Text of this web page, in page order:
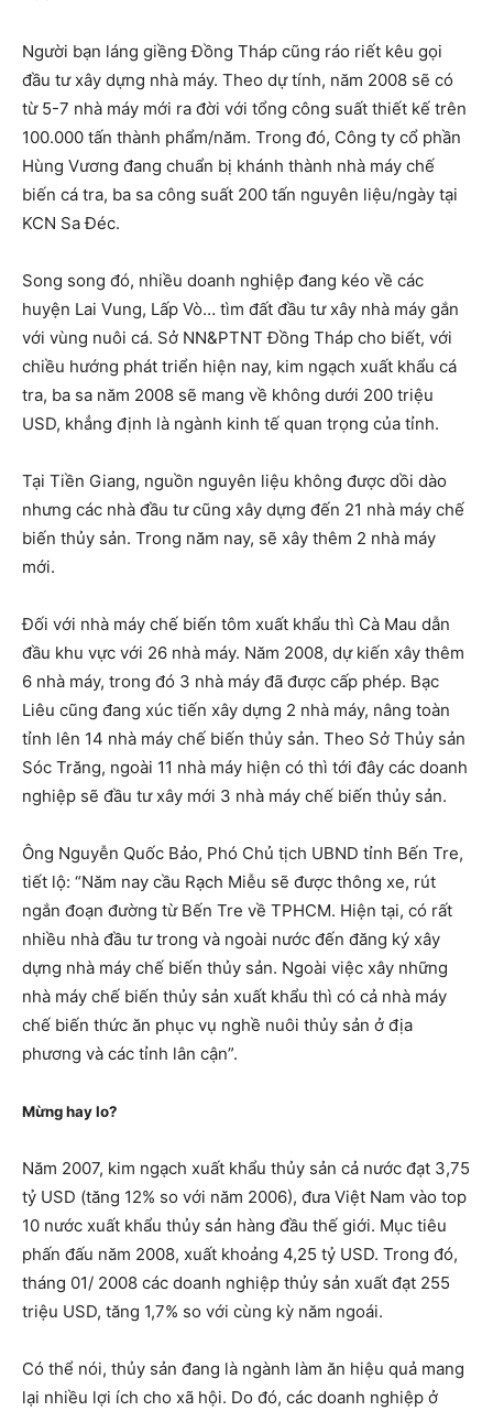
Người bạn láng giềng Đồng Tháp cũng ráo riết kêu gọi
đầu tư xây dựng nhà máy. Theo dự tính, năm 2008 sẽ có
từ 5-7 nhà máy mới ra đời với tổng công suất thiết kế trên
100.000 tấn thành phẩm/năm. Trong đó, Công ty cổ phần
Hùng Vương đang chuẩn bị khánh thành nhà máy chế
biến cá tra, ba sa công suất 200 tấn nguyên liệu/ngày tại
KCN Sa Đéc.
Song song đó, nhiều doanh nghiệp đang kéo về các
huyện Lai Vung, Lấp Vò… tìm đất đầu tư xây nhà máy gắn
với vùng nuôi cá. Sở NN&PTNT Đồng Tháp cho biết, với
chiều hướng phát triển hiện nay, kim ngạch xuất khẩu cá
tra, ba sa năm 2008 sẽ mang về không dưới 200 triệu
USD, khẳng định là ngành kinh tế quan trọng của tỉnh.
Tại Tiền Giang, nguồn nguyên liệu không được dồi dào
nhưng các nhà đầu tư cũng xây dựng đến 21 nhà máy chế
biến thủy sản. Trong năm nay, sẽ xây thêm 2 nhà máy
mới.
Đối với nhà máy chế biến tôm xuất khẩu thì Cà Mau dẫn
đầu khu vực với 26 nhà máy. Năm 2008, dự kiến xây thêm
6 nhà máy, trong đó 3 nhà máy đã được cấp phép. Bạc
Liêu cũng đang xúc tiến xây dựng 2 nhà máy, nâng toàn
tỉnh lên 14 nhà máy chế biến thủy sản. Theo Sở Thủy sản
Sóc Trăng, ngoài 11 nhà máy hiện có thì tới đây các doanh
nghiệp sẽ đầu tư xây mới 3 nhà máy chế biến thủy sản.
Ông Nguyễn Quốc Bảo, Phó Chủ tịch UBND tỉnh Bến Tre,
tiết lộ: “Năm nay cầu Rạch Miễu sẽ được thông xe, rút
ngắn đoạn đường từ Bến Tre về TPHCM. Hiện tại, có rất
nhiều nhà đầu tư trong và ngoài nước đến đăng ký xây
dựng nhà máy chế biến thủy sản. Ngoài việc xây những
nhà máy chế biến thủy sản xuất khẩu thì có cả nhà máy
chế biến thức ăn phục vụ nghề nuôi thủy sản ở địa
phương và các tỉnh lân cận”.
Mừng hay lo?
Năm 2007, kim ngạch xuất khẩu thủy sản cả nước đạt 3,75
tỷ USD (tăng 12% so với năm 2006), đưa Việt Nam vào top
10 nước xuất khẩu thủy sản hàng đầu thế giới. Mục tiêu
phấn đấu năm 2008, xuất khoảng 4,25 tỷ USD. Trong đó,
tháng 01/ 2008 các doanh nghiệp thủy sản xuất đạt 255
triệu USD, tăng 1,7% so với cùng kỳ năm ngoái.
Có thể nói, thủy sản đang là ngành làm ăn hiệu quả mang
lại nhiều lợi ích cho xã hội. Do đó, các doanh nghiệp ở